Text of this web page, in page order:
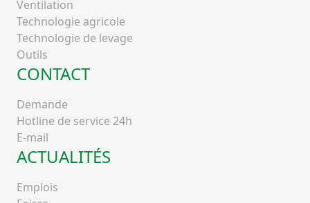
Ventilation
Technologie agricole
Technologie de levage
Outils
CONTACT
Demande
Hotline de service 24h
E-mail
ACTUALITÉS
Emplois